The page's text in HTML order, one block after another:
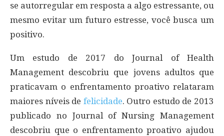
se autorregular em resposta a algo estressante, ou
mesmo evitar um futuro estresse, você busca um
positivo.
Um estudo de 2017 do Journal of Health
Management descobriu que jovens adultos que
praticavam o enfrentamento proativo relataram
maiores níveis de felicidade. Outro estudo de 2013
publicado no Journal of Nursing Management
descobriu que o enfrentamento proativo ajudou